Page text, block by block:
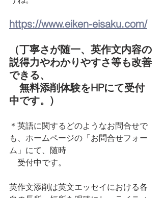
https://www.eiken-eisaku.com/
（丁寧さが随一、英作文内容の
説得力やわかりやすさ等も改善
できる、
無料添削体験をHPにて受付
中です。)
＊英語に関するどのようなお問合せで
も、ホームページの「お問合せフォー
ム」にて、随時
受付中です。
英作文添削は英文エッセイにおける各